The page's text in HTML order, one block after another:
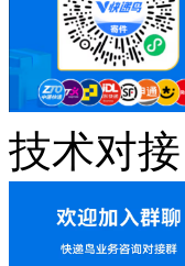
技术对接